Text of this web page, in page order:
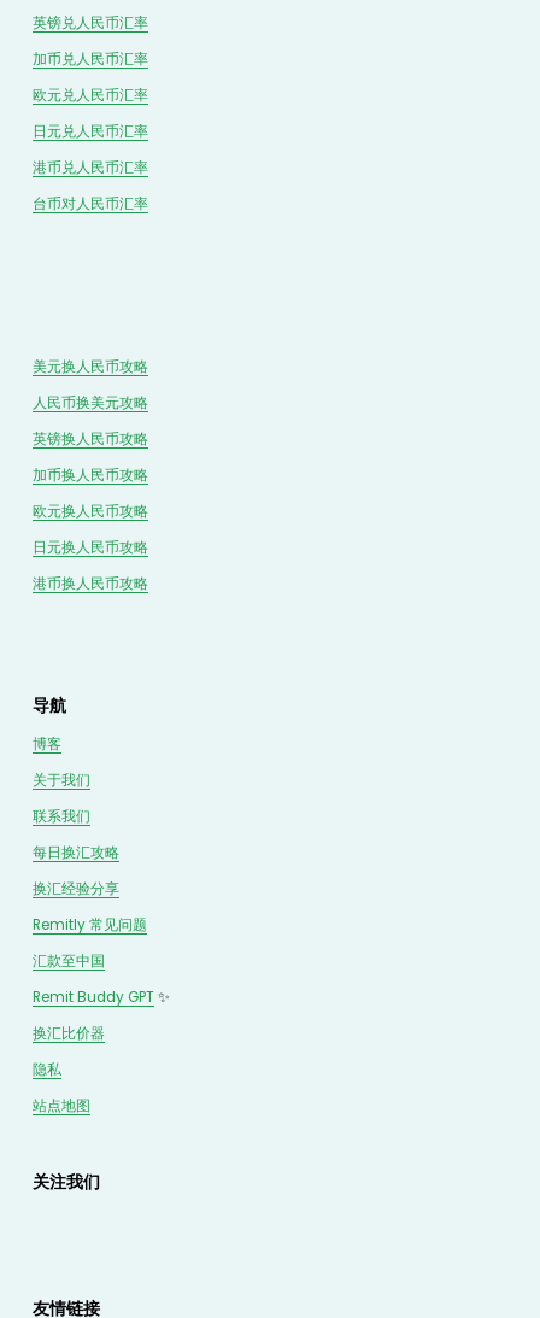
英镑兑人民币汇率
加币兑人民币汇率
欧元兑人民币汇率
日元兑人民币汇率
港币兑人民币汇率
台币对人民币汇率
导航
博客
关于我们
联系我们
每日换汇攻略
换汇经验分享
Remitly 常见问题
汇款至中国
Remit Buddy GPT ✨
换汇比价器
隐私
站点地图
美元换人民币攻略
人民币换美元攻略
英镑换人民币攻略
加币换人民币攻略
欧元换人民币攻略
日元换人民币攻略
港币换人民币攻略
关注我们
友情链接